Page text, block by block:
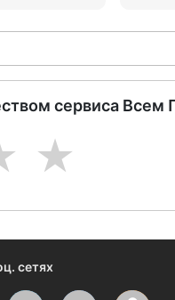
сервиса Всем
5
сетях